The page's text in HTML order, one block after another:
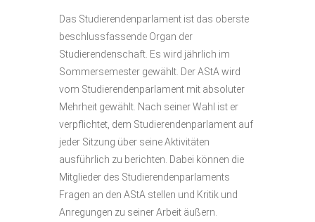
Das Studierendenparlament ist das oberste
beschlussfassende Organ der
Studierendenschaft. Es wird jährlich im
Sommersemester gewählt. Der AStA wird
vom Studierendenparlament mit absoluter
Mehrheit gewählt. Nach seiner Wahl ist er
verpflichtet, dem Studierendenparlament auf
jeder Sitzung über seine Aktivitäten
ausführlich zu berichten. Dabei können die
Mitglieder des Studierendenparlaments
Fragen an den AStA stellen und Kritik und
Anregungen zu seiner Arbeit äußern.